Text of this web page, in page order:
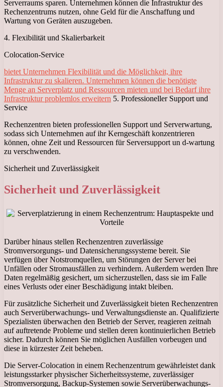
Serverraums sparen. Unternehmen können die Infrastruktur des
Rechenzentrums nutzen, ohne Geld für die Anschaffung und
Wartung von Geräten auszugeben.
4. Flexibilität und Skalierbarkeit
Colocation-Service
bietet Unternehmen Flexibilität und die Möglichkeit, ihre
Infrastruktur zu skalieren. Unternehmen können die benötigte
Menge an Serverplatz und Ressourcen mieten und bei Bedarf ihre
Infrastruktur problemlos erweitern 5. Professioneller Support und
Service
Rechenzentren bieten professionellen Support und Serverwartung,
sodass sich Unternehmen auf ihr Kerngeschäft konzentrieren
können, ohne Zeit und Ressourcen für Serversupport un d-wartung
zu verschwenden.
Sicherheit und Zuverlässigkeit
Sicherheit und Zuverlässigkeit
Darüber hinaus stellen Rechenzentren zuverlässige
Stromversorgungs- und Datensicherungssysteme bereit. Sie
verfügen über Notstromquellen, um Störungen der Server bei
Unfällen oder Stromausfällen zu verhindern. Außerdem werden Ihre
Daten regelmäßig gesichert, um sicherzustellen, dass sie im Falle
eines Verlusts oder einer Beschädigung intakt bleiben.
Für zusätzliche Sicherheit und Zuverlässigkeit bieten Rechenzentren
auch Serverüberwachungs- und Verwaltungsdienste an. Qualifizierte
Spezialisten überwachen den Betrieb der Server, reagieren zeitnah
auf auftretende Probleme und stellen deren kontinuierlichen Betrieb
sicher. Dadurch können Sie möglichen Ausfällen vorbeugen und
diese in kürzester Zeit beheben.
Die Server-Colocation in einem Rechenzentrum gewährleistet dank
leistungsstarker physischer Sicherheitssysteme, zuverlässiger
Stromversorgung, Backup-Systemen sowie Serverüberwachungs-